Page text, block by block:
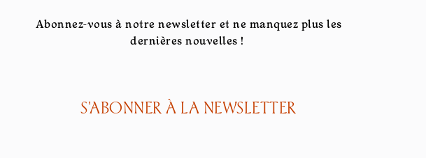
Abonnez-vous à notre newsletter et ne manquez plus les
dernières nouvelles !
S'ABONNER À LA NEWSLETTER